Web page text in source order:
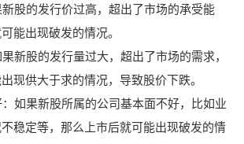
股的发行价过高，超出了市场的承受能
能出现破发的情况。
新股的发行量过大，超出了市场的需求，
现供大于求的情况，导致股价下跌。
如果新股所属的公司基本面不好，比如业
稳定等，那么上市后就可能出现破发的情